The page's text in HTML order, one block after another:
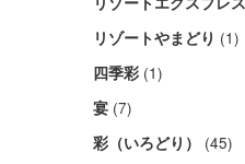
リゾートやまどり (1)
四季彩 (1)
宴 (7)
彩（いろどり） (45)